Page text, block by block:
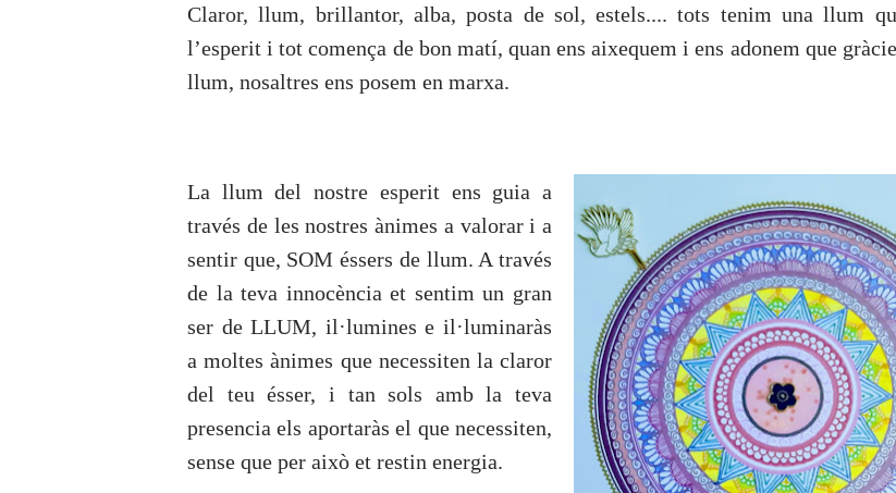
Claror, llum, brillantor, alba, posta de sol, estels.... tots tenim una llum
l’esperit i tot comença de bon matí, quan ens aixequem i ens adonem que
llum, nosaltres ens posem en marxa.
La llum del nostre esperit ens guia a
través de les nostres ànimes a valorar i a
sentir que, SOM éssers de llum. A través
de la teva innocència et sentim un gran
ser de LLUM, il·lumines e il·luminaràs
a moltes ànimes que necessiten la claror
del teu ésser, i tan sols amb la teva
presencia els aportaràs el que necessiten,
sense que per això et restin energia.